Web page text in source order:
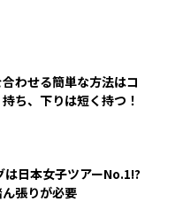
わせる簡単な方法はコ
ち、下りは短く持つ！
は日本女子ツアーNo.1!?
張りが必要